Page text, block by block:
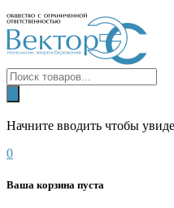
Начните вводить чтобы
0
Ваша корзина пуста